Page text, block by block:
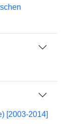
[2003-2014]